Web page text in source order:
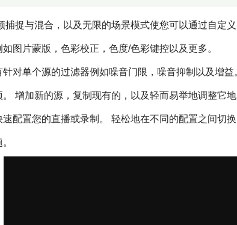
捕捉与混合，以及无限的场景模式使您可以通过自定义
图片蒙版，色彩校正，色度/色彩键控以及更多。
对单个源的过滤器例如噪音门限，噪音抑制以及增益
增加新的源，复制现有的，以及轻而易举地调整它地
配置您的直播或录制。 轻松地在不同的配置之间切换